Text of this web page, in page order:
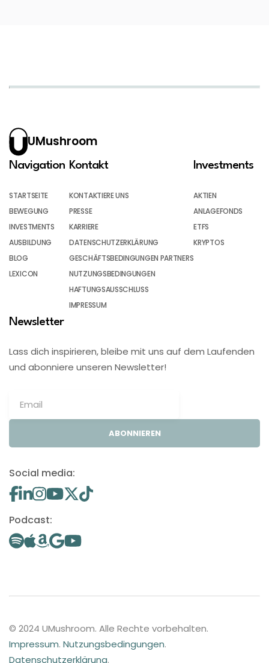
UMushroom
Navigation
STARTSEITE
BEWEGUNG
INVESTMENTS
AUSBILDUNG
BLOG
LEXICON
Kontakt
KONTAKTIERE UNS
PRESSE
KARRIERE
DATENSCHUTZERKLÄRUNG
GESCHÄFTSBEDINGUNGEN PARTNERS
NUTZUNGSBEDINGUNGEN
HAFTUNGSAUSSCHLUSS
IMPRESSUM
Investments
AKTIEN
ANLAGEFONDS
ETFS
KRYPTOS
Newsletter
Lass dich inspirieren, bleibe mit uns auf dem Laufenden
und abonniere unseren Newsletter!
ABONNIEREN
Social media:
Podcast:
© 2024 UMushroom. Alle Rechte vorbehalten.
Impressum. Nutzungsbedingungen.
Datenschutzerklärung.